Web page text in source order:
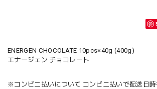
ENERGEN CHOCOLATE 10pcs×40g (400g)
エナージェン チョコレート
※コンビニ払いについて コンビニ払いで配送日